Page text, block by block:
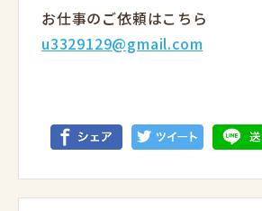
お仕事のご依頼はこちら
u3329129@gmail.com